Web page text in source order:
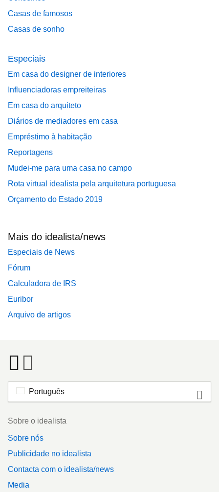
Casas de famosos
Casas de sonho
Especiais
Em casa do designer de interiores
Influenciadoras empreiteiras
Em casa do arquiteto
Diários de mediadores em casa
Empréstimo à habitação
Reportagens
Mudei-me para uma casa no campo
Rota virtual idealista pela arquitetura portuguesa
Orçamento do Estado 2019
Mais do idealista/news
Especiais de News
Fórum
Calculadora de IRS
Euribor
Arquivo de artigos
Português
Footer
Sobre o idealista
Sobre nós
Publicidade no idealista
Contacta com o idealista/news
Media